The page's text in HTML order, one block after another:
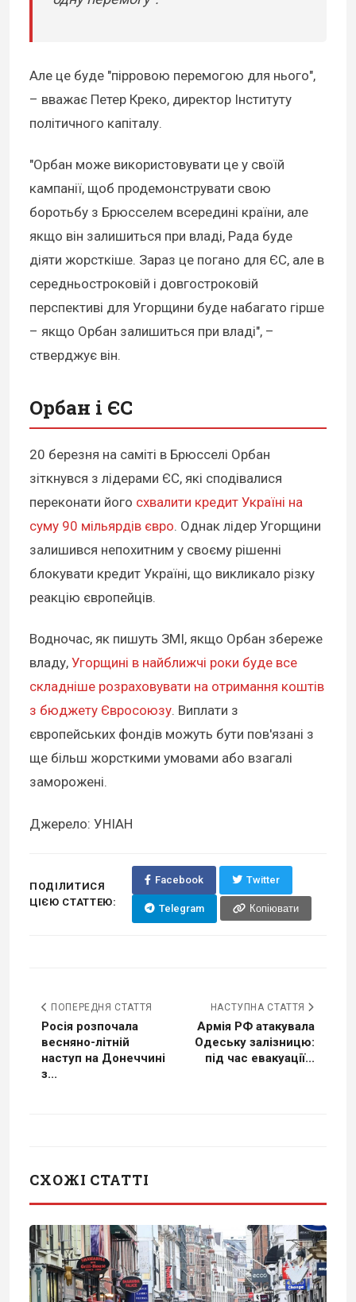
Але це буде "пірровою перемогою для нього",
– вважає Петер Креко, директор Інституту
політичного капіталу.
"Орбан може використовувати це у своїй
кампанії, щоб продемонструвати свою
боротьбу з Брюсселем всередині країни, але
якщо він залишиться при владі, Рада буде
діяти жорсткіше. Зараз це погано для ЄС, але в
середньостроковій і довгостроковій
перспективі для Угорщини буде набагато гірше
– якщо Орбан залишиться при владі", –
стверджує він.
Орбан і ЄС
20 березня на саміті в Брюсселі Орбан
зіткнувся з лідерами ЄС, які сподівалися
переконати його схвалити кредит Україні на
суму 90 мільярдів євро. Однак лідер Угорщини
залишився непохитним у своєму рішенні
блокувати кредит Україні, що викликало різку
реакцію європейців.
Водночас, як пишуть ЗМІ, якщо Орбан збереже
владу, Угорщині в найближчі роки буде все
складніше розраховувати на отримання коштів
з бюджету Євросоюзу. Виплати з
європейських фондів можуть бути пов'язані з
ще більш жорсткими умовами або взагалі
заморожені.
Джерело: УНІАН
ПОДІЛИТИСЯ
ЦІЄЮ СТАТТЕЮ:
Facebook Twitter
Telegram Копіювати
ПОПЕРЕДНЯ СТАТТЯ
Росія розпочала
весняно-літній
наступ на Донеччині
з...
НАСТУПНА СТАТТЯ
Армія РФ атакувала
Одеську залізницю:
під час евакуації...
СХОЖІ СТАТТІ